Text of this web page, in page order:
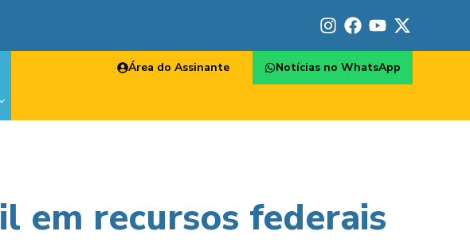
Área do Assinante Notícias no WhatsApp
em recursos federais